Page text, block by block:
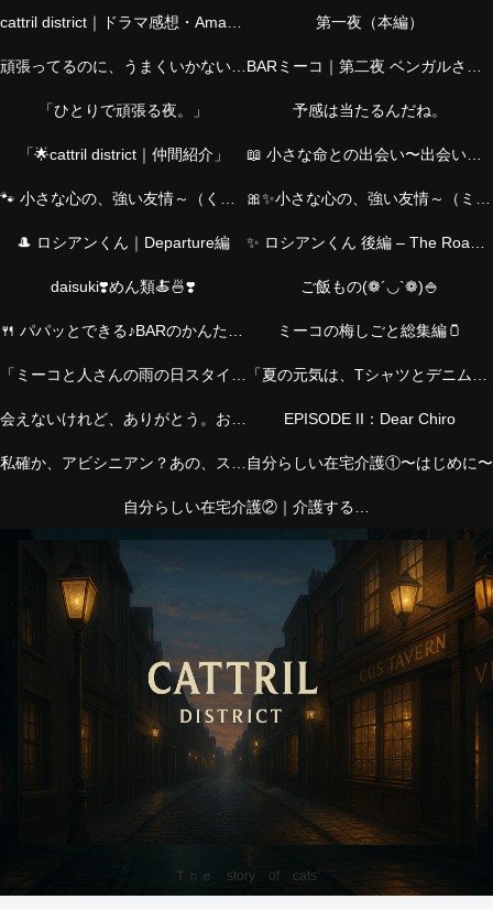
Ｔｈｅ story of cats'
第一夜（本編）
「ひとりで頑張る夜。」 予感は当たるんだね。
「🌟cattril district｜仲間紹介」
🎩 ロシアンくん｜Departure編
daisuki❣️めん類🍝🍜❣️ ご飯もの(❁´◡`❁)🍚
ミーコの梅しごと総集編🫙
EPISODE II：Dear Chiro
自分らしい在宅介護①〜はじめに〜